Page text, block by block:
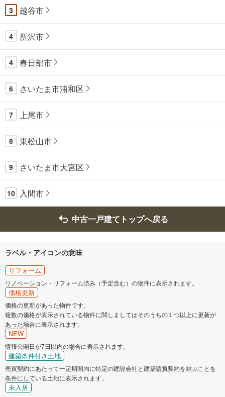
3 越谷市
4 所沢市
4 春日部市
6 さいたま市浦和区
7 上尾市
8 東松山市
9 さいたま市大宮区
10 入間市
中古一戸建てトップへ戻る
ラベル・アイコンの意味
リフォーム
リノベーション・リフォーム済み（予定含む）の物件に表示されます。
価格更新
価格の更新があった物件です。
複数の価格が表示されている物件に関しましてはそのうちの１つ以上に更新が
あった場合に表示されます。
NEW
情報公開日が7日以内の場合に表示されます。
建築条件付き土地
売買契約にあたって一定期間内に特定の建設会社と建築請負契約を結ぶことを
条件にしている土地に表示されます。
未入居